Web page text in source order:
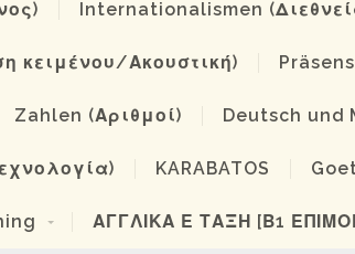
Internationalismen
κειμένου/Ακουστική)
Zahlen (Αριθμοί) Deutsch und
KARABATOS
ΑΓΓΛΙΚΑ Ε ΤΑΞΗ [Β1